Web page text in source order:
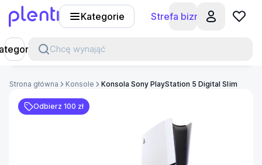
Kategorie Strefa biznesu
Chcę wynająć
Strona główna Konsole Konsola Sony PlayStation 5 Digital Slim
Odbierz 100 zł